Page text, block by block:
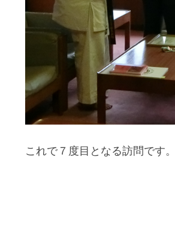
これで７度目となる訪問です。